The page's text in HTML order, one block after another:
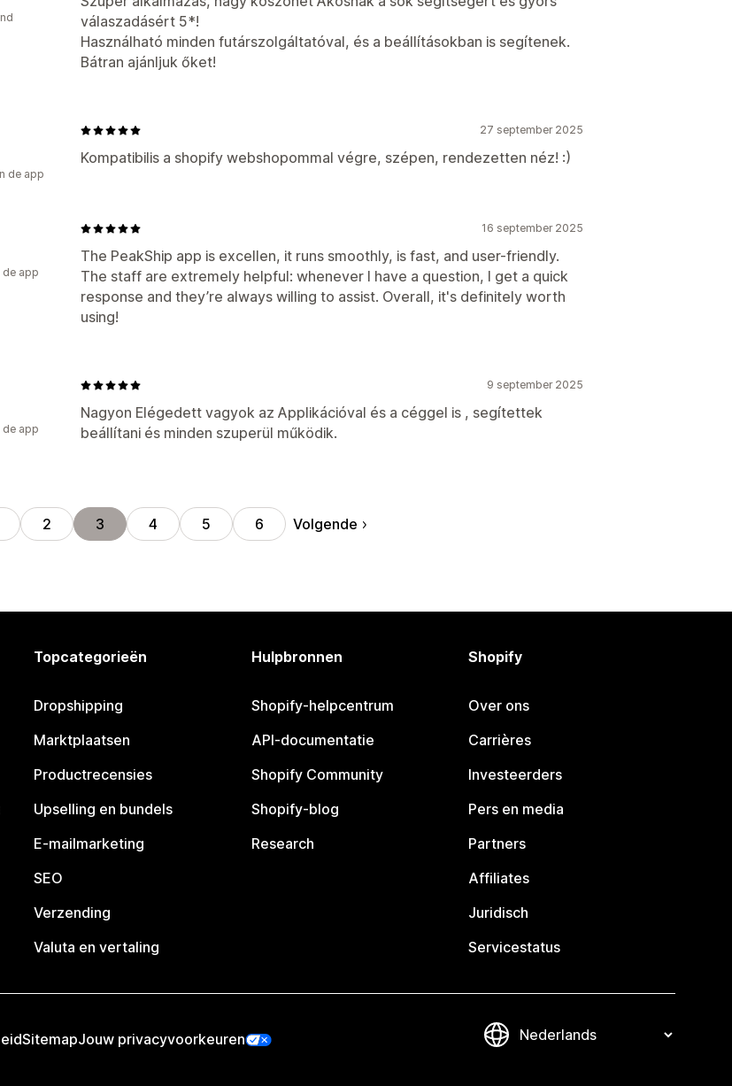
válaszadásért 5*!
Használható minden futárszolgáltatóval, és a beállításokban is segítenek.
Bátran ajánljuk őket!
27 september 2025
Kompatibilis a shopify webshopommal végre, szépen, rendezetten néz! :)
de app
16 september 2025
The PeakShip app is excellen, it runs smoothly, is fast, and user-friendly.
The staff are extremely helpful: whenever I have a question, I get a quick
response and they’re always willing to assist. Overall, it's definitely worth
using!
de app
9 september 2025
Nagyon Elégedett vagyok az Applikációval és a céggel is , segítettek
beállítani és minden szuperül működik.
de app
2 3 4 5 6 Volgende
Topcategorieën
Dropshipping
Marktplaatsen
Productrecensies
Upselling en bundels
E-mailmarketing
SEO
Verzending
Valuta en vertaling
Hulpbronnen
Shopify-helpcentrum
API-documentatie
Shopify Community
Shopify-blog
Research
Shopify
Over ons
Carrières
Investeerders
Pers en media
Partners
Affiliates
Juridisch
Servicestatus
SitemapJouw privacyvoorkeuren